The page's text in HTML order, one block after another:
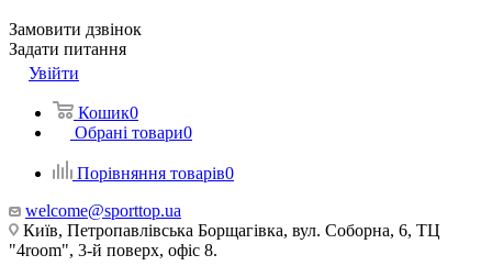
Замовити дзвінок
Задати питання
Увійти
Кошик0
Обрані товари0
Порівняння товарів0
welcome@sporttop.ua
Київ, Петропавлівська Борщагівка, вул. Соборна, 6, ТЦ
"4room", 3-й поверх, офіс 8.